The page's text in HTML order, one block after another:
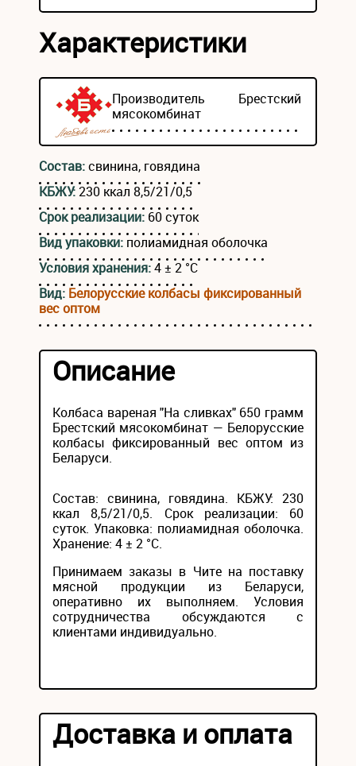
Характеристики
Производитель Брестский
мясокомбинат
Состав:свинина, говядина
КБЖУ:230 ккал 8,5/21/0,5
Срок реализации: 60 суток
Вид упаковки: полиамидная оболочка
Условия хранения:4 ± 2 °С
Вид: Белорусские колбасы фиксированный
вес оптом
Описание
Колбаса вареная "На сливках" 650 грамм
Брестский мясокомбинат — Белорусские
колбасы фиксированный вес оптом из
Беларуси.
Состав: свинина, говядина. КБЖУ: 230
ккал 8,5/21/0,5. Срок реализации: 60
суток. Упаковка: полиамидная оболочка.
Хранение: 4 ± 2 °С.
Принимаем заказы в Чите на поставку
мясной продукции из Беларуси,
оперативно их выполняем. Условия
сотрудничества обсуждаются с
клиентами индивидуально.
Доставка и оплата